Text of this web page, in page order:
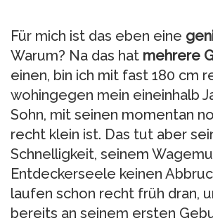
Für mich ist das eben eine
Warum? Na das hat mehrere
einen, bin ich mit fast 180 cm
wohingegen mein eineinhalb
Sohn, mit seinen momentan
recht klein ist. Das tut aber
Schnelligkeit, seinem
Entdeckerseele keinen
laufen schon recht früh dran,
bereits an seinem ersten